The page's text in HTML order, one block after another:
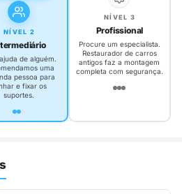
NÍVEL 2
de alguém.
uma
pessoa para
e fixar os
suportes.
NÍVEL 3
Profissional
Procure um especialista.
Restaurador de carros
antigos faz a montagem
completa com segurança.